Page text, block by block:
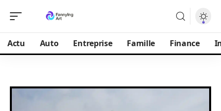
Actu Auto Entreprise Famille Finance